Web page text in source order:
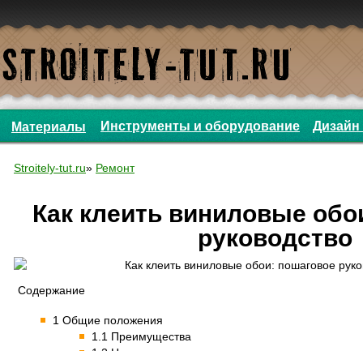
Материалы Инструменты и оборудование Дизайн
Stroitely-tut.ru» Ремонт
Как клеить виниловые
руководство
Содержание
1 Общие положения
1.1 Преимущества